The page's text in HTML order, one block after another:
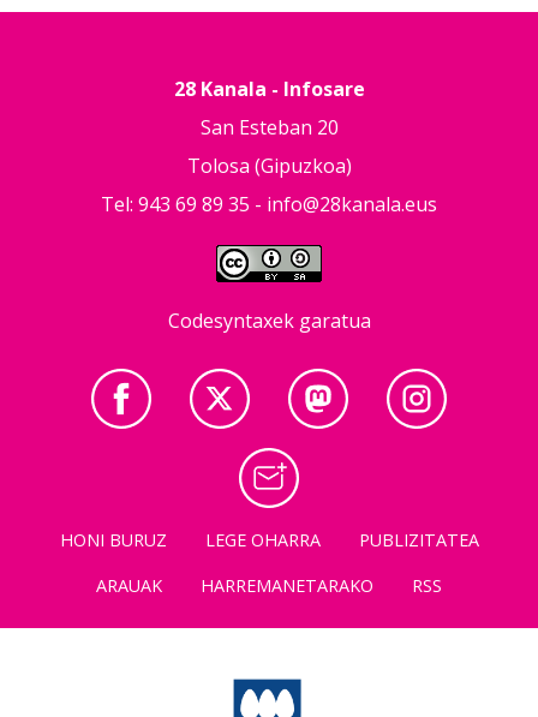
28 Kanala - Infosare
San Esteban 20
Tolosa (Gipuzkoa)
Tel: 943 69 89 35 - info@28kanala.eus
Codesyntaxek garatua
HONI BURUZ LEGE OHARRA
PUBLIZITATEA
ARAUAK
HARREMANETARAKO RSS